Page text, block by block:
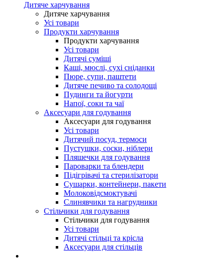
Дитяче харчування
Дитяче харчування
Усі товари
Продукти харчування
Продукти харчування
Усі товари
Дитячі суміші
Каші, мюслі, сухі сніданки
Пюре, супи, паштети
Дитяче печиво та солодощі
Пудинги та йогурти
Напої, соки та чаї
Аксесуари для годування
Аксесуари для годування
Усі товари
Дитячий посуд, термоси
Пустушки, соски, ніблери
Пляшечки для годування
Пароварки та блендери
Підігрівачі та стерилізатори
Сушарки, контейнери, пакети
Молоковідсмоктувачі
Слинявчики та нагрудники
Стільчики для годування
Стільчики для годування
Усі товари
Дитячі стільці та крісла
Аксесуари для стільців